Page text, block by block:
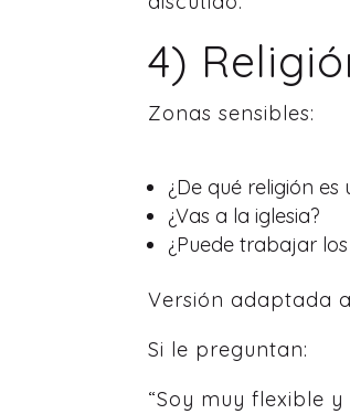
4)
Zonas sensibles:
¿De qué religión es
¿Vas a la iglesia?
¿Puede trabajar
Versión adaptada
Si le preguntan:
“Soy muy flexible